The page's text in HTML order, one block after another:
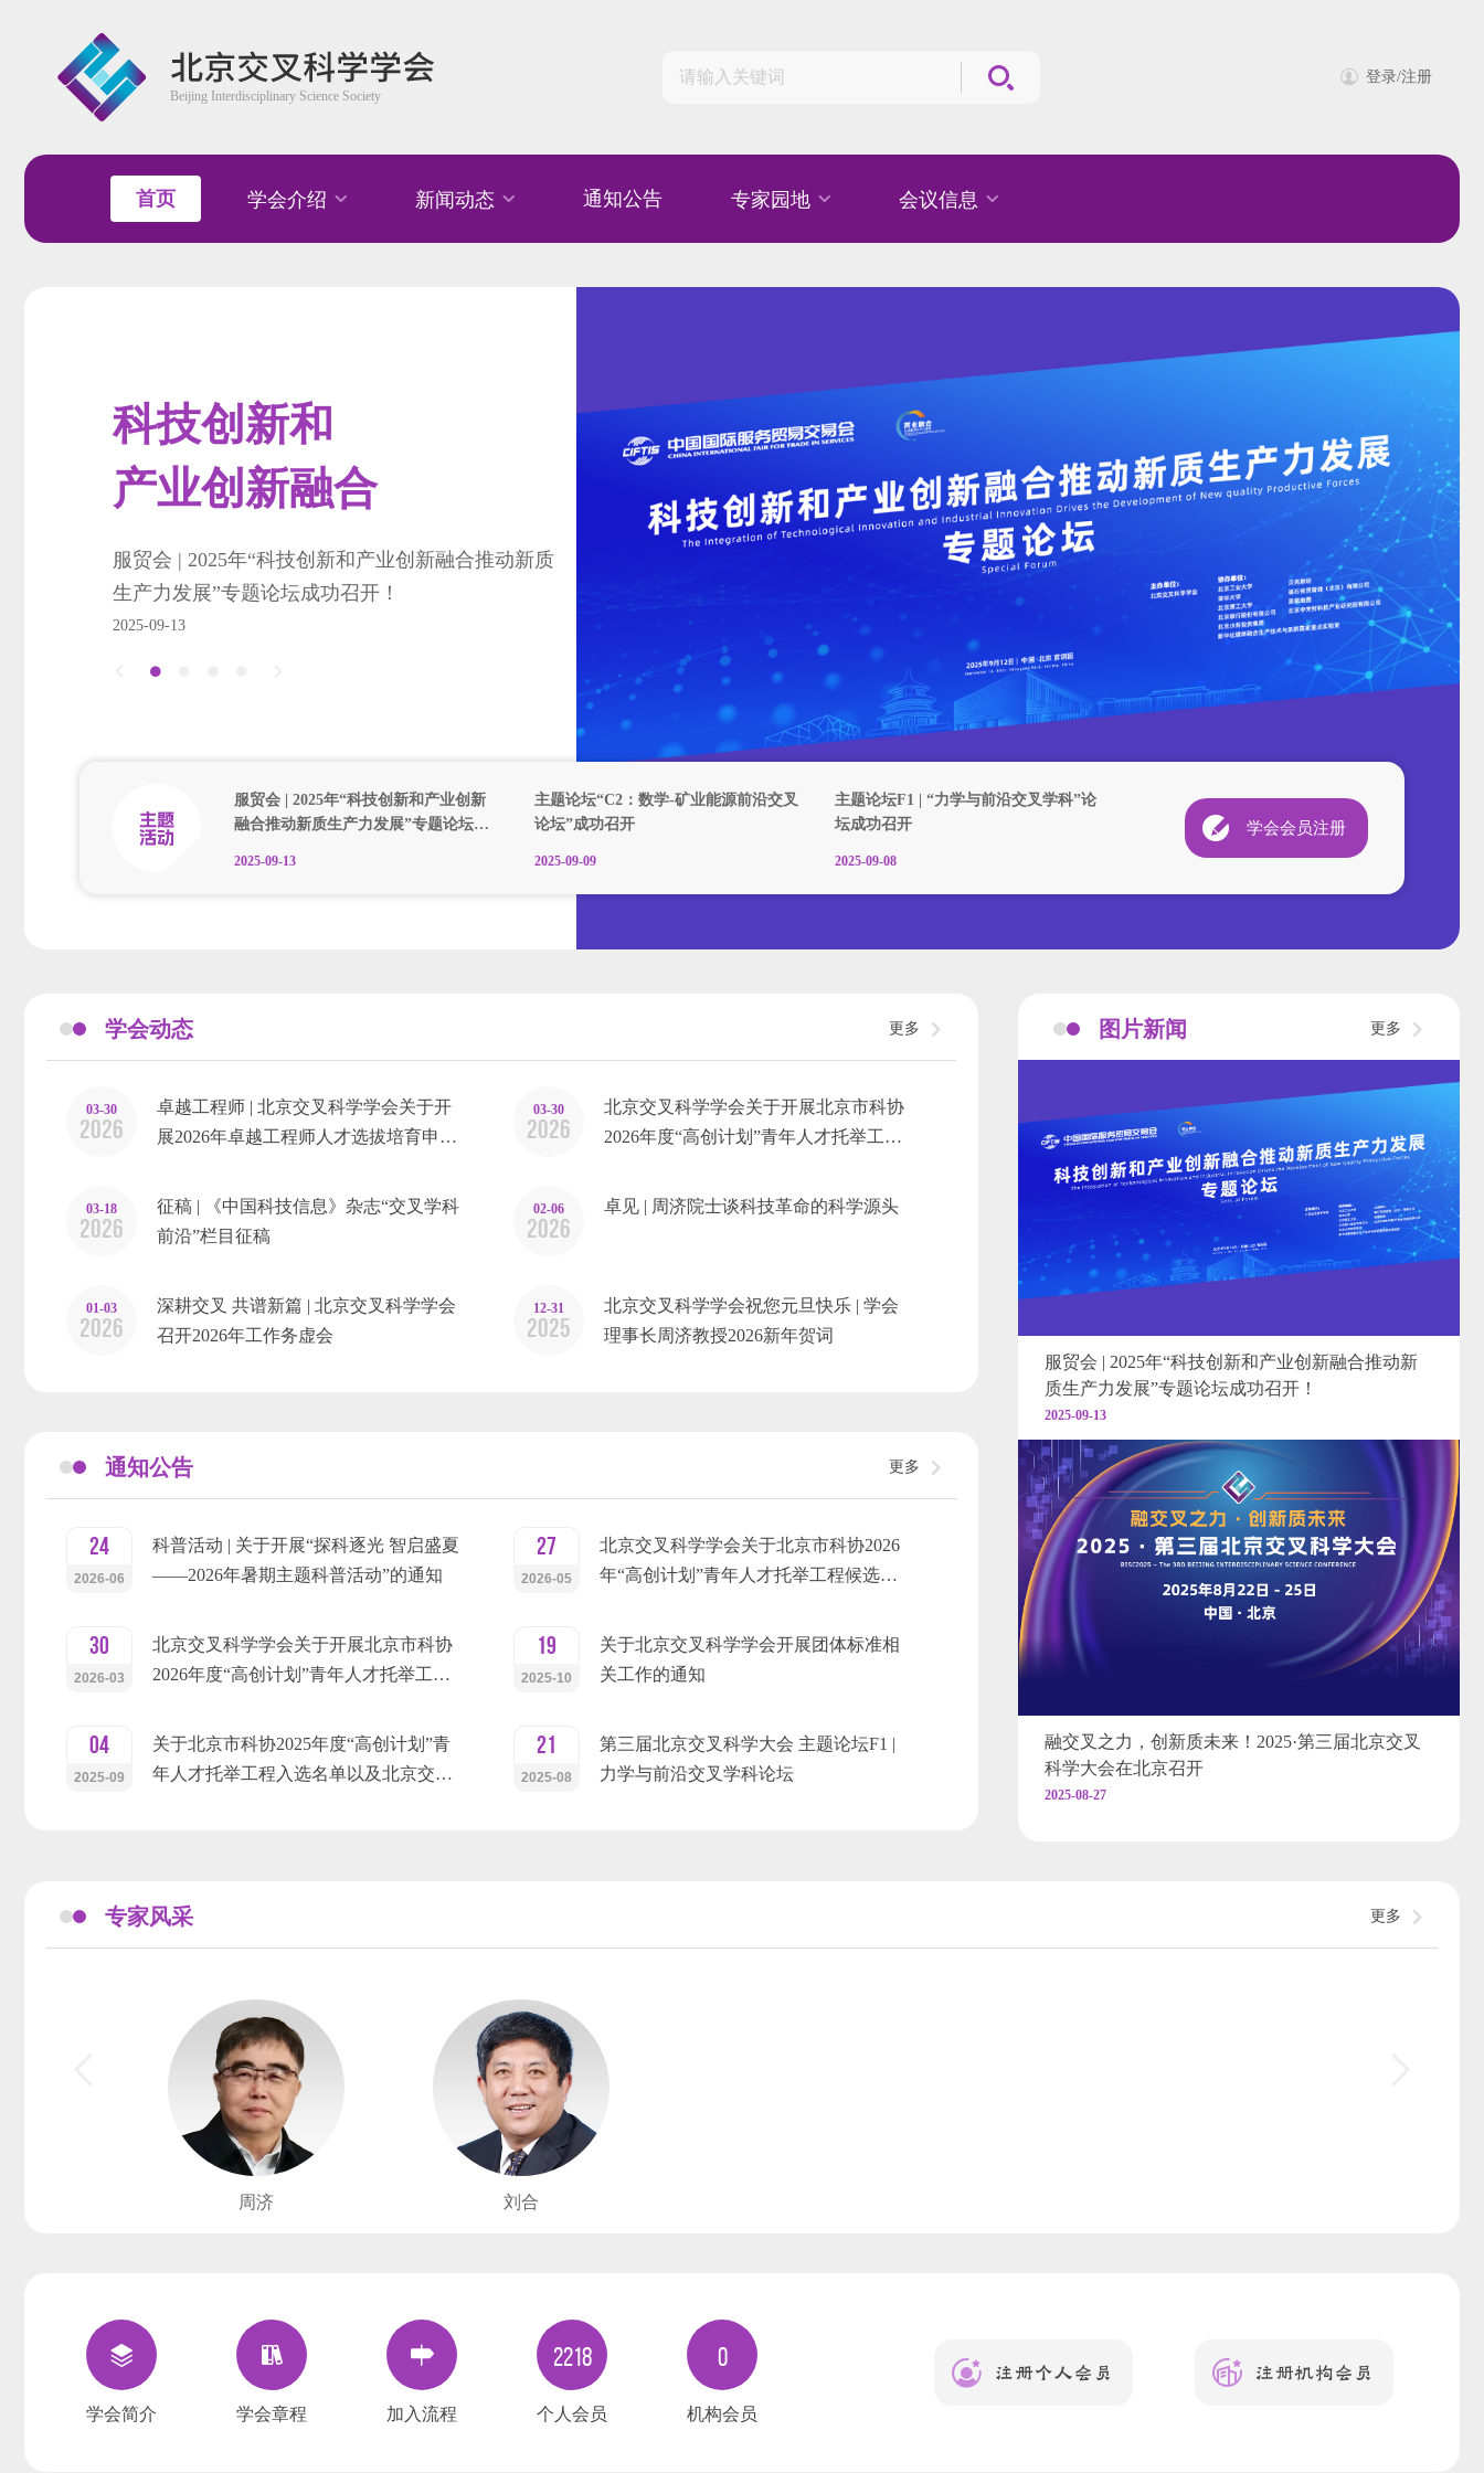
登录/注册
首页 学会介绍 新闻动态 通知公告 专家园地 会议信息
科技创新和
产业创新融合
服贸会 | 2025年“科技创新和产业创新融合推动新质
生产力发展”专题论坛成功召开！
2025-09-13
融交叉之力
创新质未来
融交叉之力
创新质未来
推广数学文化
传播数学思想
提升数学素养
服贸会 | 2025年“科技创新和产业创新
融合推动新质生产力发展”专题论坛…
2025-09-13
主题论坛“C2：数学-矿业能源前沿交叉
论坛”成功召开
2025-09-09
主题论坛F1 | “力学与前沿交叉学科”论
坛成功召开
2025-09-08
学会会员注册
学会动态 更多
03-30
2026
卓越工程师 | 北京交叉科学学会关于开
展2026年卓越工程师人才选拔培育申…
03-30
2026
北京交叉科学学会关于开展北京市科协
2026年度“高创计划”青年人才托举工…
03-18
2026
征稿 | 《中国科技信息》杂志“交叉学科
前沿”栏目征稿
02-06
2026
卓见 | 周济院士谈科技革命的科学源头
01-03
2026
深耕交叉 共谱新篇 | 北京交叉科学学会
召开2026年工作务虚会
12-31
2025
北京交叉科学学会祝您元旦快乐 | 学会
理事长周济教授2026新年贺词
通知公告 更多
24
2026-06
科普活动 | 关于开展“探科逐光 智启盛夏
——2026年暑期主题科普活动”的通知
27
2026-05
北京交叉科学学会关于北京市科协2026
年“高创计划”青年人才托举工程候选…
30
2026-03
北京交叉科学学会关于开展北京市科协
2026年度“高创计划”青年人才托举工…
19
2025-10
关于北京交叉科学学会开展团体标准相
关工作的通知
04
2025-09
关于北京市科协2025年度“高创计划”青
年人才托举工程入选名单以及北京交…
21
2025-08
第三届北京交叉科学大会 主题论坛F1 |
力学与前沿交叉学科论坛
图片新闻 更多
服贸会 | 2025年“科技创新和产业创新融合推动新
质生产力发展”专题论坛成功召开！
2025-09-13
融交叉之力，创新质未来！2025·第三届北京交叉
科学大会在北京召开
2025-08-27
专家风采 更多
周济 刘合
学会简介 学会章程 加入流程
2218
个人会员
0
机构会员